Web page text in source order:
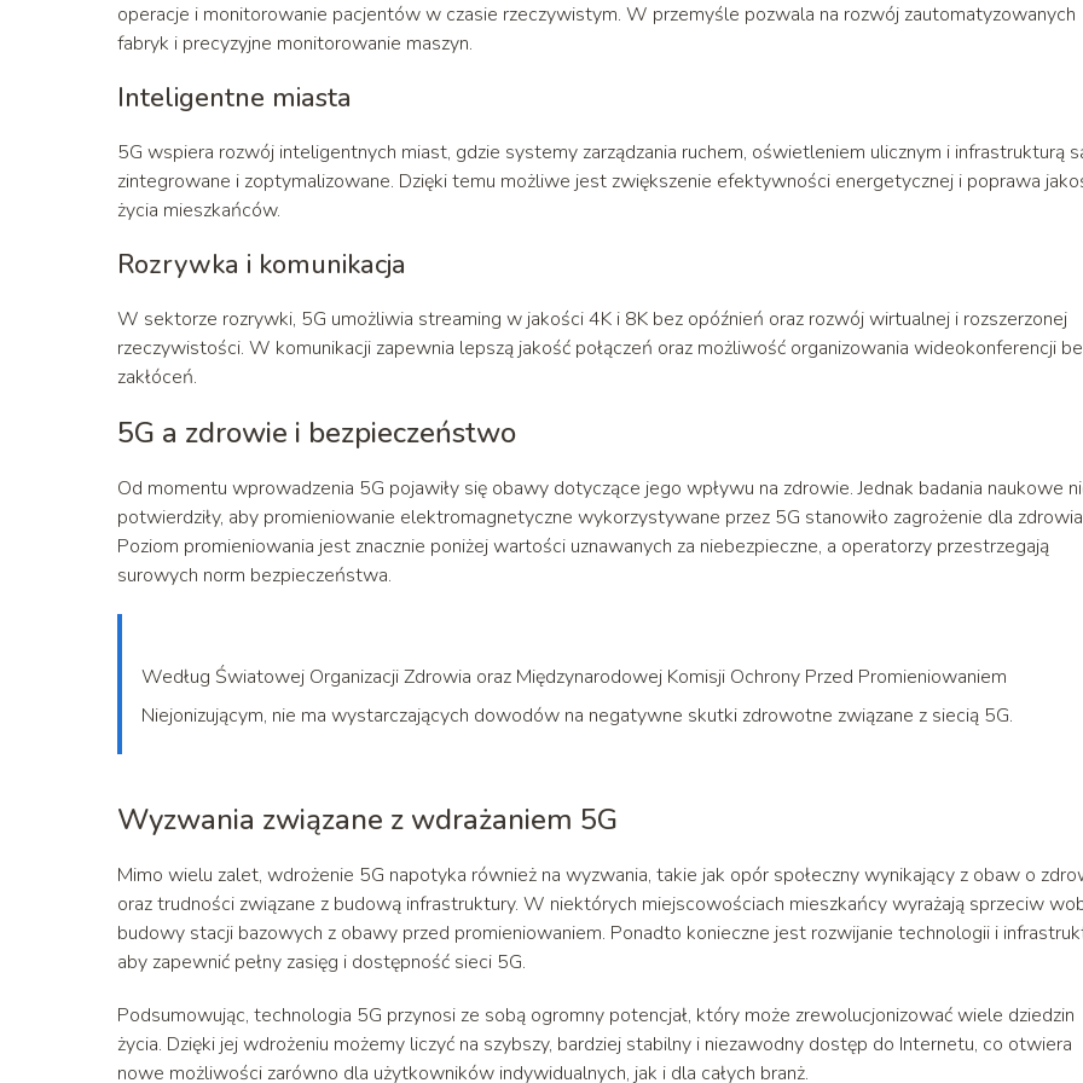
operacje i monitorowanie pacjentów w czasie rzeczywistym. W przemyśle pozwala na rozwój zautomatyzowanych
fabryk i precyzyjne monitorowanie maszyn.
Inteligentne miasta
5G wspiera rozwój inteligentnych miast, gdzie systemy zarządzania ruchem, oświetleniem ulicznym i infrastrukturą
zintegrowane i zoptymalizowane. Dzięki temu możliwe jest zwiększenie efektywności energetycznej i poprawa
życia mieszkańców.
Rozrywka i komunikacja
W sektorze rozrywki, 5G umożliwia streaming w jakości 4K i 8K bez opóźnień oraz rozwój wirtualnej i rozszerzonej
rzeczywistości. W komunikacji zapewnia lepszą jakość połączeń oraz możliwość organizowania wideokonferencji
zakłóceń.
5G a zdrowie i bezpieczeństwo
Od momentu wprowadzenia 5G pojawiły się obawy dotyczące jego wpływu na zdrowie. Jednak badania naukowe
potwierdziły, aby promieniowanie elektromagnetyczne wykorzystywane przez 5G stanowiło zagrożenie dla
Poziom promieniowania jest znacznie poniżej wartości uznawanych za niebezpieczne, a operatorzy przestrzegają
surowych norm bezpieczeństwa.
Według Światowej Organizacji Zdrowia oraz Międzynarodowej Komisji Ochrony Przed Promieniowaniem
Niejonizującym, nie ma wystarczających dowodów na negatywne skutki zdrowotne związane z siecią 5G.
Wyzwania związane z wdrażaniem 5G
Mimo wielu zalet, wdrożenie 5G napotyka również na wyzwania, takie jak opór społeczny wynikający z obaw o
oraz trudności związane z budową infrastruktury. W niektórych miejscowościach mieszkańcy wyrażają sprzeciw
budowy stacji bazowych z obawy przed promieniowaniem. Ponadto konieczne jest rozwijanie technologii i
aby zapewnić pełny zasięg i dostępność sieci 5G.
Podsumowując, technologia 5G przynosi ze sobą ogromny potencjał, który może zrewolucjonizować wiele dziedzin
życia. Dzięki jej wdrożeniu możemy liczyć na szybszy, bardziej stabilny i niezawodny dostęp do Internetu, co otwiera
nowe możliwości zarówno dla użytkowników indywidualnych, jak i dla całych branż.